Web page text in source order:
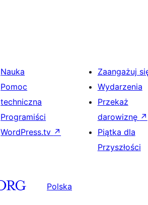
Nauka
Pomoc
techniczna
Programiści
WordPress.tv ↗
Zaangażuj
Wydarzenia
Przekaż
darowiznę ↗
Piątka dla
Przyszłości
Polska